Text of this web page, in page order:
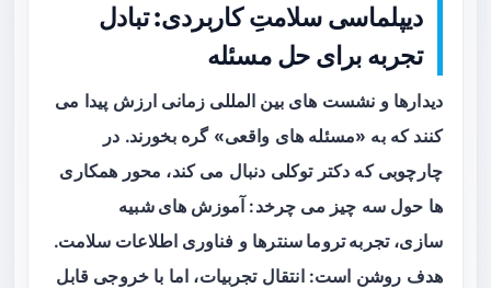
دیپلماسی سلامتِ کاربردی: تبادل
تجربه برای حل مسئله
دیدارها و نشست های بین المللی زمانی ارزش پیدا می
کنند که به «مسئله های واقعی» گره بخورند. در
چارچوبی که دکتر توکلی دنبال می کند، محور همکاری
ها حول سه چیز می چرخد: آموزش های شبیه
سازی،تجربه تروما سنترها و فناوری اطلاعات سلامت.
هدف روشن است: انتقال تجربیات، اما با خروجی قابل